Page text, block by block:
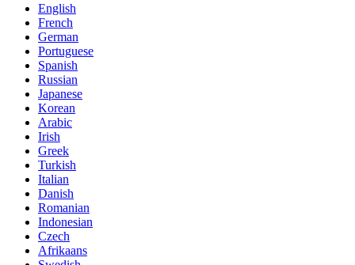
English
French
German
Portuguese
Spanish
Russian
Japanese
Korean
Arabic
Irish
Greek
Turkish
Italian
Danish
Romanian
Indonesian
Czech
Afrikaans